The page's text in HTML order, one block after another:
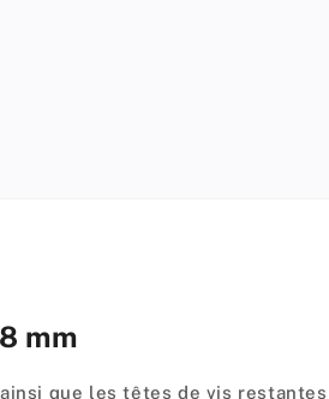
mm
que les têtes de vis